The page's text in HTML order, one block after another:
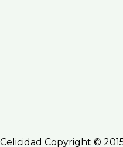
Celicidad Copyright ©